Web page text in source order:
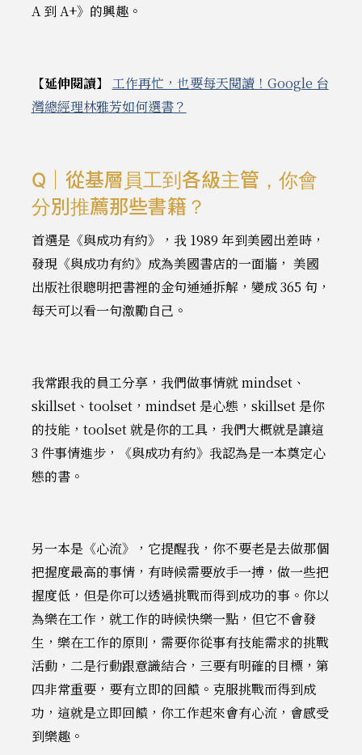
A 到 A+》的興趣。
【延伸閱讀】
工作再忙，也要每天閱讀！Google 台
灣總經理林雅芳如何選書？
Q｜從基層員工到各級主管，你會
分別推薦那些書籍？
首選是《與成功有約》，我 1989 年到美國出差時，
發現《與成功有約》成為美國書店的一面牆， 美國
出版社很聰明把書裡的金句通通拆解，變成 365 句，
每天可以看一句激勵自己。
我常跟我的員工分享，我們做事情就 mindset、
skillset、toolset，mindset 是心態，skillset 是你
的技能，toolset 就是你的工具，我們大概就是讓這
3 件事情進步，《與成功有約》我認為是一本奠定心
態的書。
另一本是《心流》，它提醒我，你不要老是去做那個
把握度最高的事情，有時候需要放手一搏，做一些把
握度低，但是你可以透過挑戰而得到成功的事。你以
為樂在工作，就工作的時候快樂一點，但它不會發
生，樂在工作的原則，需要你從事有技能需求的挑戰
活動，二是行動跟意識結合，三要有明確的目標，第
四非常重要，要有立即的回饋。克服挑戰而得到成
功，這就是立即回饋，你工作起來會有心流，會感受
到樂趣。